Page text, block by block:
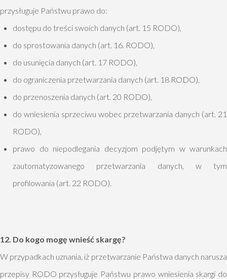
przysługuje Państwu prawo do:
dostępu do treści swoich danych (art. 15 RODO),
do sprostowania danych (art. 16. RODO),
do usunięcia danych (art. 17 RODO),
do ograniczenia przetwarzania danych (art. 18 RODO),
do przenoszenia danych (art. 20 RODO),
do wniesienia sprzeciwu wobec przetwarzania danych (art. 21
RODO),
prawo do niepodlegania decyzjom podjętym w warunkach
zautomatyzowanego przetwarzania danych, w tym
profilowania (art. 22 RODO).
12. Do kogo mogę wnieść skargę?
W przypadkach uznania, iż przetwarzanie Państwa danych narusza
przepisy RODO przysługuje Państwu prawo wniesienia skargi do